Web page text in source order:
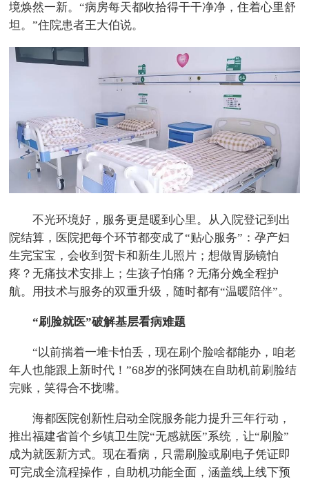
境焕然一新。“病房每天都收拾得干干净净，住着心里舒
坦。”住院患者王大伯说。
不光环境好，服务更是暖到心里。从入院登记到出
院结算，医院把每个环节都变成了“贴心服务”：孕产妇
生完宝宝，会收到贺卡和新生儿照片；想做胃肠镜怕
疼？无痛技术安排上；生孩子怕痛？无痛分娩全程护
航。用技术与服务的双重升级，随时都有“温暖陪伴”。
“刷脸就医”破解基层看病难题
“以前揣着一堆卡怕丢，现在刷个脸啥都能办，咱老
年人也能跟上新时代！”68岁的张阿姨在自助机前刷脸结
完账，笑得合不拢嘴。
海都医院创新性启动全院服务能力提升三年行动，
推出福建省首个乡镇卫生院“无感就医”系统，让“刷脸”
成为就医新方式。现在看病，只需刷脸或刷电子凭证即
可完成全流程操作，自助机功能全面，涵盖线上线下预